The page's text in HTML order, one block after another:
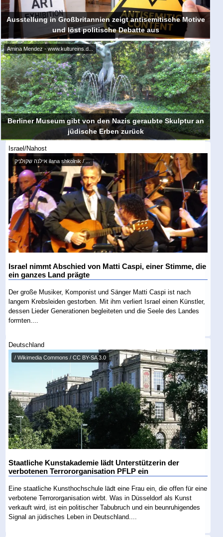
Ausstellung in Großbritannien zeigt antisemitische Motive
und löst politische Debatte aus
Amina Mendez - www.kultureins.d...
Berliner Museum gibt von den Nazis geraubte Skulptur an
jüdische Erben zurück
Israel/Nahost
אילנה שקולניק ilana shkolnik / ...
Israel nimmt Abschied von Matti Caspi, einer Stimme, die
ein ganzes Land prägte
Der große Musiker, Komponist und Sänger Matti Caspi ist nach
langem Krebsleiden gestorben. Mit ihm verliert Israel einen Künstler,
dessen Lieder Generationen begleiteten und die Seele des Landes
formten....
Deutschland
/ Wikimedia Commons / CC BY-SA 3.0
Staatliche Kunstakademie lädt Unterstützerin der
verbotenen Terrororganisation PFLP ein
Eine staatliche Kunsthochschule lädt eine Frau ein, die offen für eine
verbotene Terrororganisation wirbt. Was in Düsseldorf als Kunst
verkauft wird, ist ein politischer Tabubruch und ein beunruhigendes
Signal an jüdisches Leben in Deutschland....